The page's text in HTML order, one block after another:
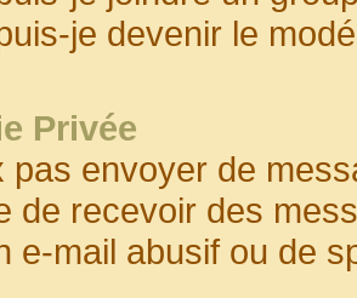
je devenir le
Privée
pas envoyer de
de recevoir des
e-mail abusif ou de